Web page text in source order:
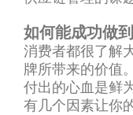
如何能成功做
消费者都很了解
牌所带来的价值
付出的心血是鲜
有几个因素让你